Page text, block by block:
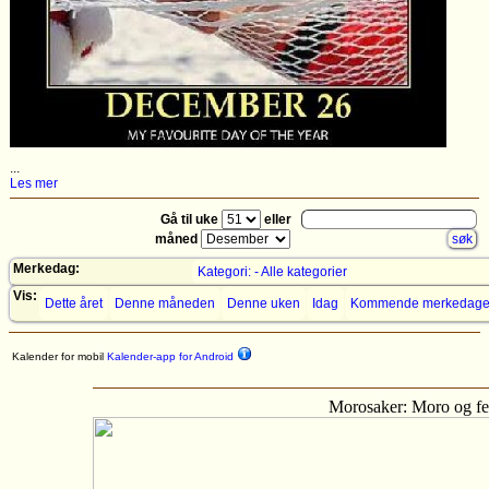
...
Les mer
Gå til uke
eller
måned
Merkedag:
Kategori: - Alle kategorier
Vis:
Dette året Denne måneden Denne uken Idag Kommende
Kalender for mobil Kalender-app for Android
Morosaker: Moro og